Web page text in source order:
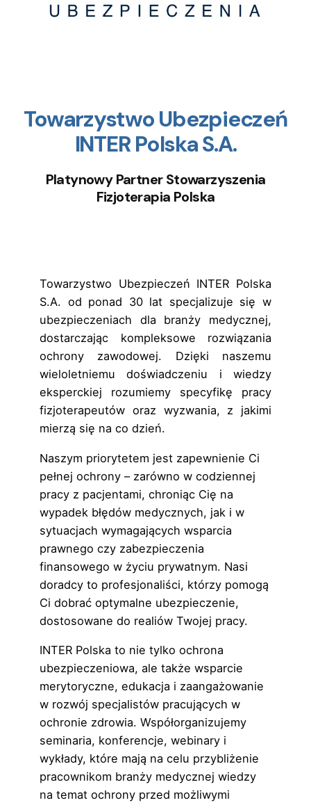
Towarzystwo Ubezpieczeń
INTER Polska S.A.
Platynowy Partner Stowarzyszenia
Fizjoterapia Polska
Towarzystwo Ubezpieczeń INTER Polska
S.A. od ponad 30 lat specjalizuje się w
ubezpieczeniach dla branży medycznej,
dostarczając kompleksowe rozwiązania
ochrony zawodowej. Dzięki naszemu
wieloletniemu doświadczeniu i wiedzy
eksperckiej rozumiemy specyfikę pracy
fizjoterapeutów oraz wyzwania, z jakimi
mierzą się na co dzień.
Naszym priorytetem jest zapewnienie Ci
pełnej ochrony – zarówno w codziennej
pracy z pacjentami, chroniąc Cię na
wypadek błędów medycznych, jak i w
sytuacjach wymagających wsparcia
prawnego czy zabezpieczenia
finansowego w życiu prywatnym. Nasi
doradcy to profesjonaliści, którzy pomogą
Ci dobrać optymalne ubezpieczenie,
dostosowane do realiów Twojej pracy.
INTER Polska to nie tylko ochrona
ubezpieczeniowa, ale także wsparcie
merytoryczne, edukacja i zaangażowanie
w rozwój specjalistów pracujących w
ochronie zdrowia. Współorganizujemy
seminaria, konferencje, webinary i
wykłady, które mają na celu przybliżenie
pracownikom branży medycznej wiedzy
na temat ochrony przed możliwymi